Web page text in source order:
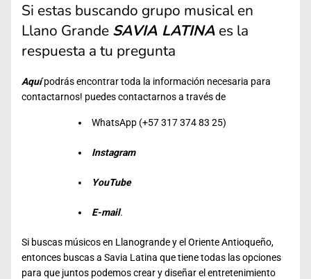
Si estas buscando grupo musical en
Llano Grande SAVIA LATINA es la
respuesta a tu pregunta
Aquípodrás encontrar toda la información necesaria para
contactarnos! puedes contactarnos a través de
WhatsApp (+57 317 374 83 25)
Instagram
YouTube
E-mail.
Si buscas músicos en Llanogrande y el Oriente Antioqueño,
entonces buscas a Savia Latina que tiene todas las opciones
para que juntos podemos crear y diseñar el entretenimiento